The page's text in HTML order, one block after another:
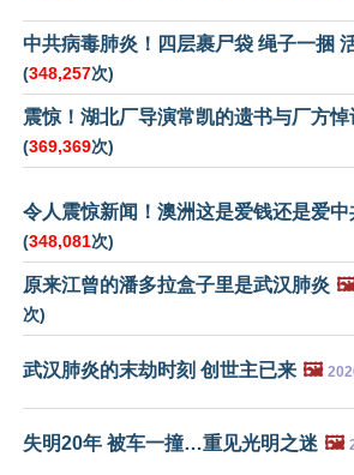
中共病毒肺炎！四层裹尸袋 绳子一捆
(348,257次)
震惊！湖北厂导演常凯的遗书与厂方悼
(369,369次)
令人震惊新闻！澳洲这是爱钱还是爱中
(348,081次)
原来江曾的潘多拉盒子里是武汉肺炎
次)
武汉肺炎的末劫时刻 创世主已来 🖼️
失明20年 被车一撞…重见光明之迷 🖼️